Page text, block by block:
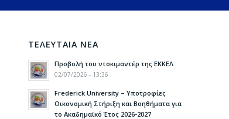
ΤΕΛΕΥΤΑΙΑ ΝΕΑ
Προβολή του ντοκιμαντέρ της ΕΚΚΕΛ
02/07/2026 - 13:36
Frederick University – Υποτροφίες
Οικονομική Στήριξη και Βοηθήματα για
το Ακαδημαϊκό Έτος 2026-2027